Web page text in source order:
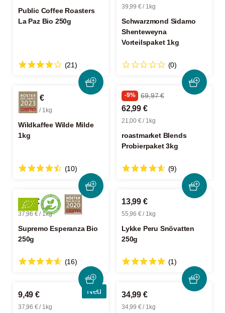
Public Coffee Roasters
La Paz Bio 250g
(21)
39,99 € / 1kg
Schwarzmond Sidamo
Shenteweyna
Vorteilspaket 1kg
(0)
33,99 €
33,99 € / 1kg
Wildkaffee Wilde Milde
1kg
(10)
-9% 69,97 €
62,99 €
21,00 € / 1kg
roastmarket Blends
Probierpaket 3kg
(9)
9,49 €
37,96 € / 1kg
Supremo Esperanza Bio
250g
(16)
13,99 €
55,96 € / 1kg
Lykke Peru Snövatten
250g
(1)
Neu
9,49 €
37,96 € / 1kg
34,99 €
34,99 € / 1kg